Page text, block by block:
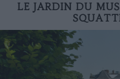
LE JARDIN DU